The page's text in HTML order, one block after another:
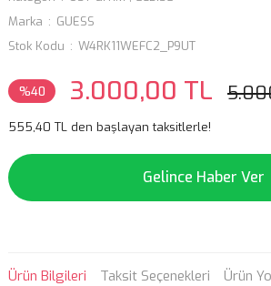
Marka
GUESS
Stok Kodu
W4RK11WEFC2_P9UT
%40 3.000,00 TL
555,40 TL den başlayan taksitlerle!
Gelince Haber Ver
Ürün Bilgileri Taksit Seçenekleri Ürün